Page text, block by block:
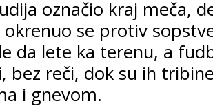
označio kraj meča,
okrenuo se protiv
da lete ka terenu, a
bez reči, dok su ih
i gnevom.